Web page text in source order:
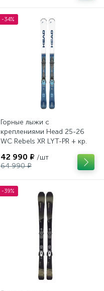
-34%
Горные лыжи с
креплениями Head 25-26
WC Rebels XR LYT-PR + кр.
42 990 ₽ /шт
64 990 ₽
-39%